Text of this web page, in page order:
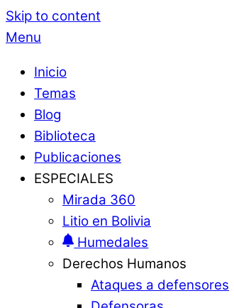
Skip to content
Menu
Inicio
Temas
Blog
Biblioteca
Publicaciones
ESPECIALES
Mirada 360
Litio en Bolivia
Humedales
Derechos Humanos
Ataques a defensores